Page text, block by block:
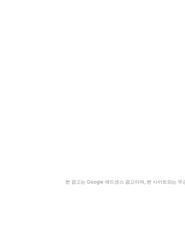
본 광고는 Google 애드센스 광고이며, 본 사이트와는 무